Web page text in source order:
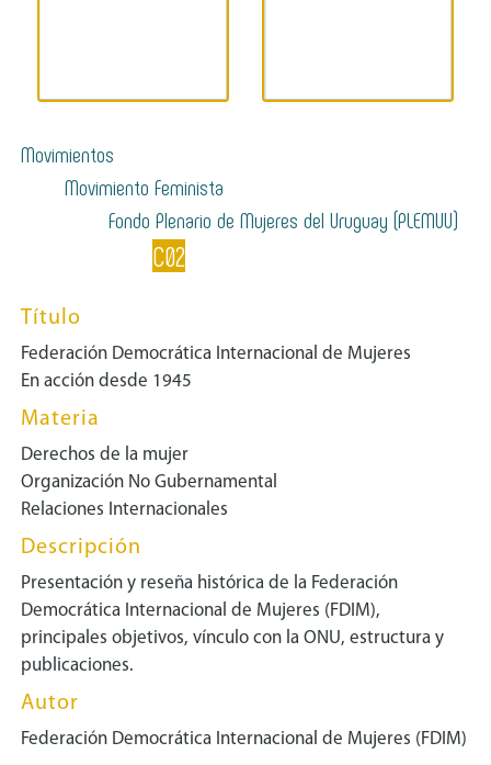
Movimientos
Movimiento Feminista
Fondo Plenario de Mujeres del Uruguay (PLEMUU)
C02
Título
Federación Democrática Internacional de Mujeres
En acción desde 1945
Materia
Derechos de la mujer
Organización No Gubernamental
Relaciones Internacionales
Descripción
Presentación y reseña histórica de la Federación
Democrática Internacional de Mujeres (FDIM),
principales objetivos, vínculo con la ONU, estructura y
publicaciones.
Autor
Federación Democrática Internacional de Mujeres (FDIM)